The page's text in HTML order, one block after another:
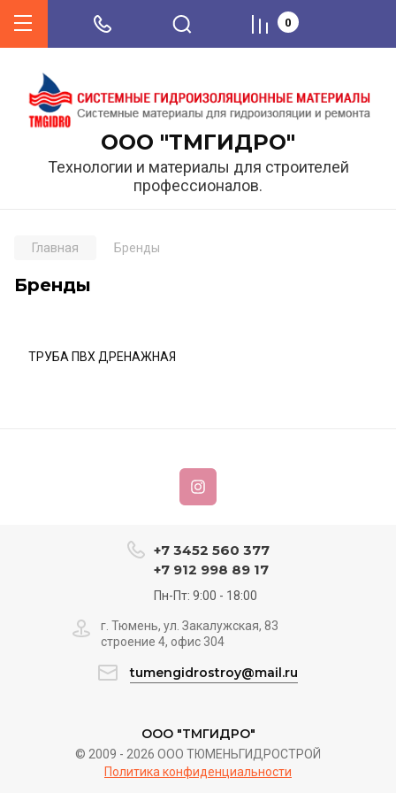
ООО "ТМГИДРО"
Технологии и материалы для строителей
профессионалов.
0
Главная Бренды
Бренды
ТРУБА ПВХ ДРЕНАЖНАЯ
ООО "ТМГИДРО"
© 2009 - 2026 ООО ТЮМЕНЬГИДРОСТРОЙ
Политика конфиденциальности
+7 3452 560 377
+7 912 998 89 17
Пн-Пт: 9:00 - 18:00
г. Тюмень, ул. Закалужская, 83
строение 4, офис 304
tumengidrostroy@mail.ru